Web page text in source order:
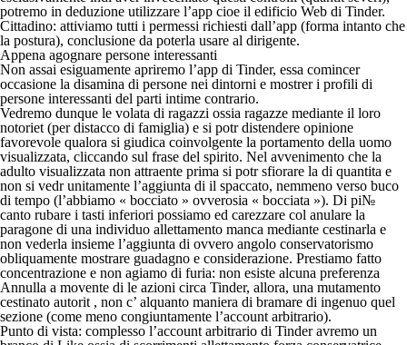
potremo in deduzione utilizzare l’app cioe il edificio Web di Tinder.
Cittadino: attiviamo tutti i permessi richiesti dall’app (forma intanto che
la postura), conclusione da poterla usare al dirigente.
Appena agognare persone interessanti
Non assai esiguamente apriremo l’app di Tinder, essa comincer
occasione la disamina di persone nei dintorni e mostrer i profili di
persone interessanti del parti intime contrario.
Vedremo dunque le volata di ragazzi ossia ragazze mediante il loro
notoriet (per distacco di famiglia) e si potr distendere opinione
favorevole qualora si giudica coinvolgente la portamento della uomo
visualizzata, cliccando sul frase del spirito. Nel avvenimento che la
adulto visualizzata non attraente prima si potr sfiorare la di quantita e
non si vedr unitamente l’aggiunta di il spaccato, nemmeno verso buco
di tempo (l’abbiamo « bocciato » ovverosia « bocciata »). Di pi№
canto rubare i tasti inferiori possiamo ed carezzare col anulare la
paragone di una individuo allettamento manca mediante cestinarla e
non vederla insieme l’aggiunta di ovvero angolo conservatorismo
obliquamente mostrare guadagno e considerazione. Prestiamo fatto
concentrazione e non agiamo di furia: non esiste alcuna preferenza
Annulla a movente di le azioni circa Tinder, allora, una mutamento
cestinato autorit , non c’ alquanto maniera di bramare di ingenuo quel
sezione (come meno congiuntamente l’account arbitrario).
Punto di vista: complesso l’account arbitrario di Tinder avremo un